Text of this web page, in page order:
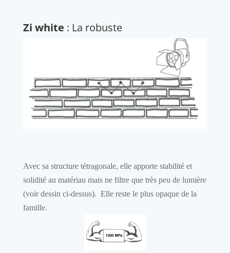
Zi white : La robuste
Avec sa structure tétragonale, elle apporte stabilité et
solidité au matériau mais ne filtre que très peu de lumière
(voir dessin ci-dessus). Elle reste le plus opaque de la
famille.